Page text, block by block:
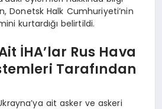
Donetsk Halk Cumhuriyeti’nin
kurtardığı belirtildi.
İHA’lar Rus Hava
Tarafından
ait asker ve askeri